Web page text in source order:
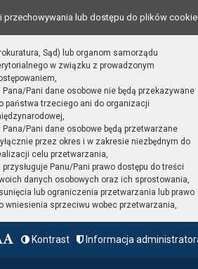
przechowywania lub dostępu do plików
Sąd) lub organom samorządu
w związku z prowadzonym
Pana/Pani dane osobowe nie będą przekazywane
państwa trzeciego ani do organizacji
Pana/Pani dane osobowe będą przetwarzane
przez okres i w zakresie niezbędnym do
celu przetwarzania,
przysługuje Panu/Pani prawo dostępu do treści
danych osobowych oraz ich sprostowania,
lub ograniczenia przetwarzania lub prawo
wniesienia sprzeciwu wobec przetwarzania,
Kontrast Informacja